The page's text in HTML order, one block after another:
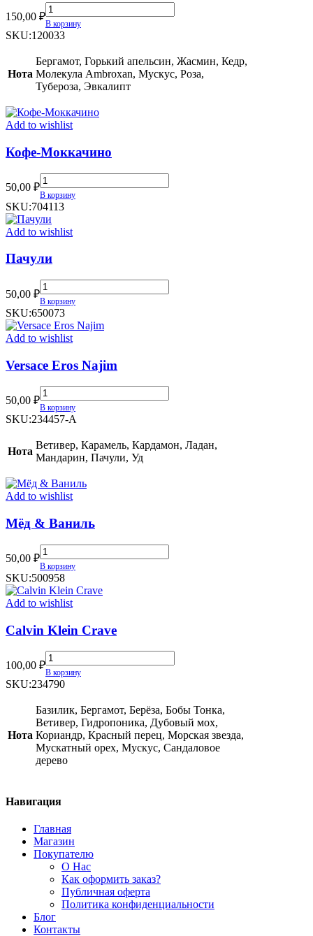
150,00 ₽
Creed
Royal
Mayfair
quantity
В корзину
SKU:120033
Нота
Бергамот, Горький апельсин, Жасмин, Кедр,
Молекула Ambroxan, Мускус, Роза,
Тубероза, Эвкалипт
Add to wishlist
Кофе-Моккачино
50,00 ₽
Кофе-
Моккачино
quantity
В корзину
SKU:704113
Add to wishlist
Пачули
50,00 ₽
Пачули
quantity
В корзину
SKU:650073
Add to wishlist
Versace Eros Najim
50,00 ₽
Versace
Eros
Najim
В корзину
SKU:234457-A
Нота
Ветивер, Карамель, Кардамон, Ладан,
Мандарин, Пачули, Уд
Add to wishlist
Мёд & Ваниль
50,00 ₽
Мёд
&
Ваниль
quantity
В корзину
SKU:500958
Add to wishlist
Calvin Klein Crave
100,00 ₽
Calvin
Klein
Crave
В корзину
SKU:234790
Нота
Базилик, Бергамот, Берёза, Бобы Тонка,
Ветивер, Гидропоника, Дубовый мох,
Кориандр, Красный перец, Морская звезда,
Мускатный орех, Мускус, Сандаловое
дерево
Навигация
Главная
Магазин
Покупателю
О Нас
Как оформить заказ?
Публичная оферта
Политика конфиденциальности
Блог
Контакты